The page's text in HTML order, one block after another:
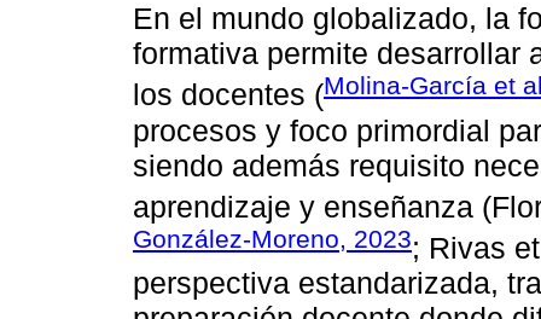
En el mundo globalizado, la
formativa permite desarrollar
los docentes (Molina-García et
procesos y foco primordial
siendo además requisito
aprendizaje y enseñanza
González-Moreno, 2023; Rivas
perspectiva estandarizada,